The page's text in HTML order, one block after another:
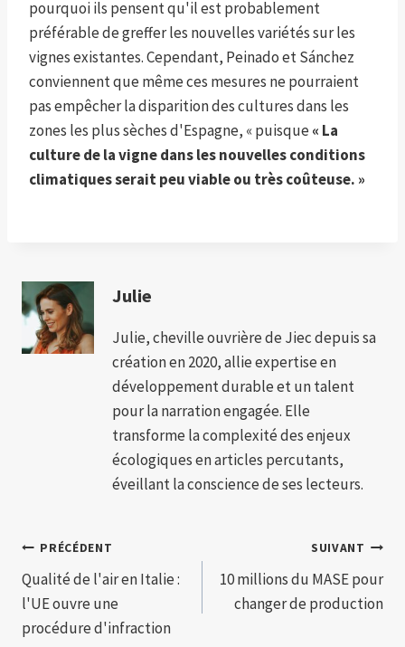
pourquoi ils pensent qu'il est probablement
préférable de greffer les nouvelles variétés sur les
vignes existantes. Cependant, Peinado et Sánchez
conviennent que même ces mesures ne pourraient
pas empêcher la disparition des cultures dans les
zones les plus sèches d'Espagne, « puisque « La
culture de la vigne dans les nouvelles conditions
climatiques serait peu viable ou très coûteuse. »
Julie
Julie, cheville ouvrière de Jiec depuis sa
création en 2020, allie expertise en
développement durable et un talent
pour la narration engagée. Elle
transforme la complexité des enjeux
écologiques en articles percutants,
éveillant la conscience de ses lecteurs.
Navigation
de
l’article
PRÉCÉDENT
Qualité de l'air en Italie :
l'UE ouvre une
procédure d'infraction
SUIVANT
10 millions du MASE pour
changer de production